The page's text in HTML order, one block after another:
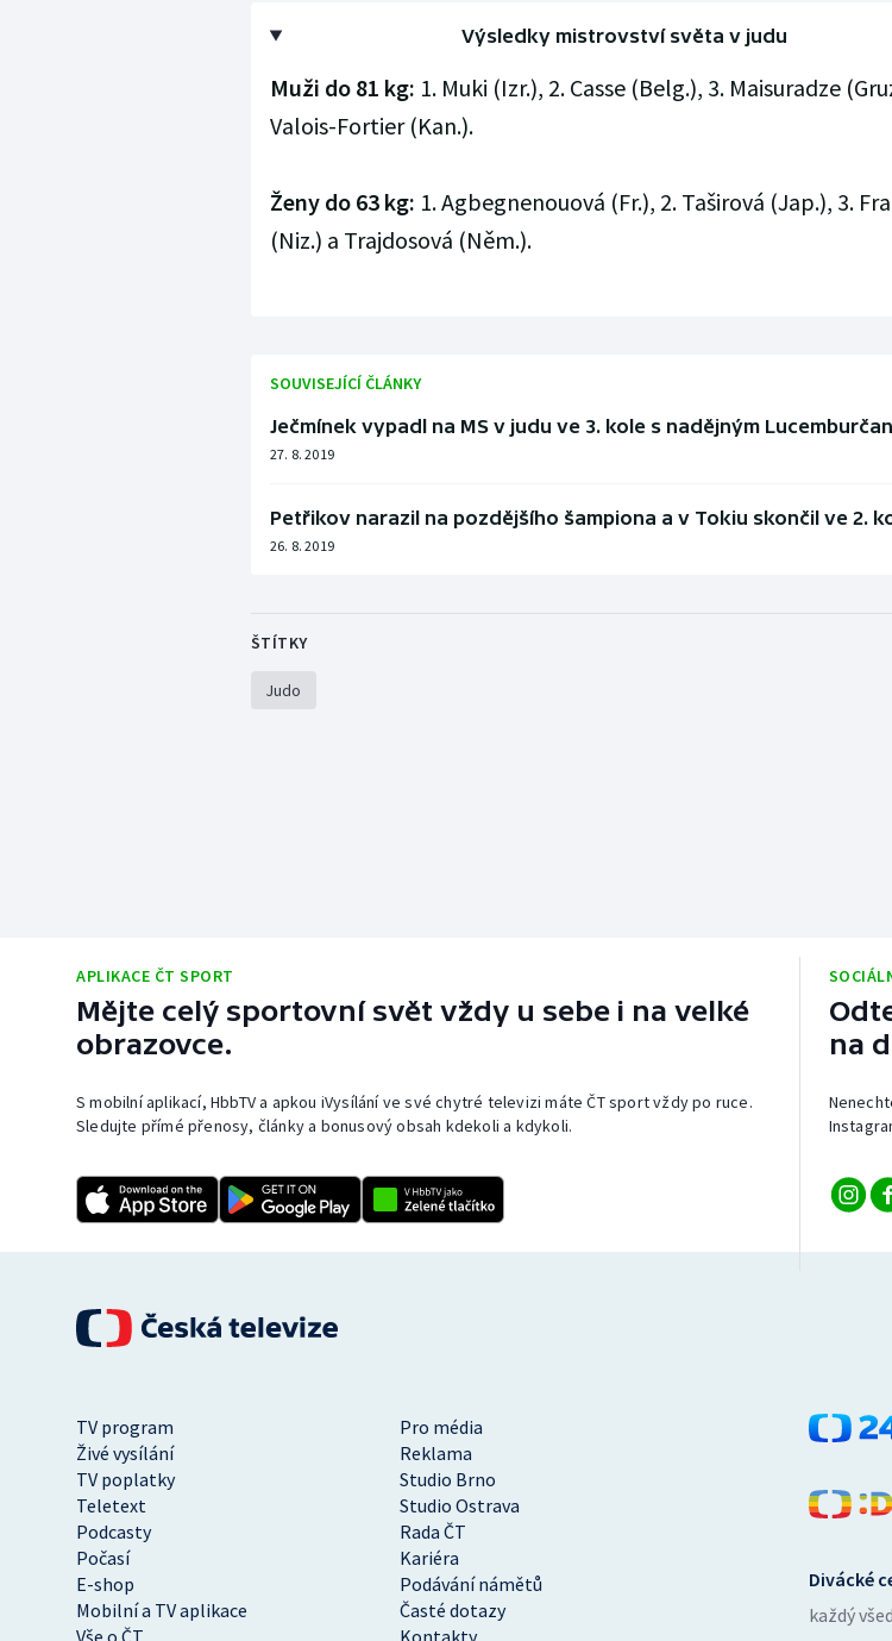
Výsledky mistrovství světa v judu
Muži do 81 kg: 1. Muki (Izr.), 2. Casse (Belg.), 3. Maisuradze
Valois-Fortier (Kan.).
Ženy do 63 kg: 1. Agbegnenouová (Fr.), 2. Taširová (Jap.), 3.
(Niz.) a Trajdosová (Něm.).
SOUVISEJÍCÍ ČLÁNKY
Ječmínek vypadl na MS v judu ve 3. kole s nadějným
27. 8. 2019
Petřikov narazil na pozdějšího šampiona a v Tokiu skončil ve 2.
26. 8. 2019
ŠTÍTKY
Judo
APLIKACE ČT SPORT
Mějte celý sportovní svět vždy u sebe i na velké
obrazovce.
S mobilní aplikací, HbbTV a apkou iVysílání ve své chytré televizi máte ČT sport vždy po ruce.
Sledujte přímé přenosy, články a bonusový obsah kdekoli a kdykoli.
na
TV program
Pro média
Živé vysílání
Reklama
TV poplatky
Studio Brno
Teletext
Studio Ostrava
Podcasty
Rada ČT
Počasí
Kariéra
E-shop
Podávání námětů
Mobilní a TV aplikace
Časté dotazy
Divácké
každý